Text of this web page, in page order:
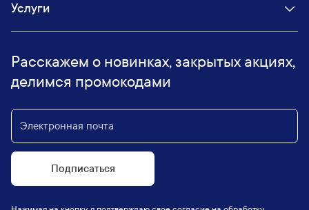
Услуги
Расскажем о новинках, закрытых акциях,
делимся промокодами
Подписаться